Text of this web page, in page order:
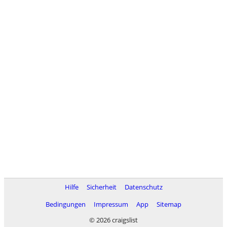
Hilfe Sicherheit
Datenschutz
Bedingungen
Impressum App
Sitemap
© 2026 craigslist